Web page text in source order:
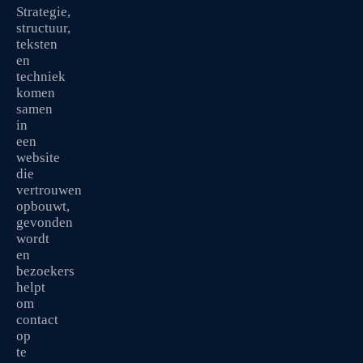
Strategie,
structuur,
teksten
en
techniek
komen
samen
in
een
website
die
vertrouwen
opbouwt,
gevonden
wordt
en
bezoekers
helpt
om
contact
op
te